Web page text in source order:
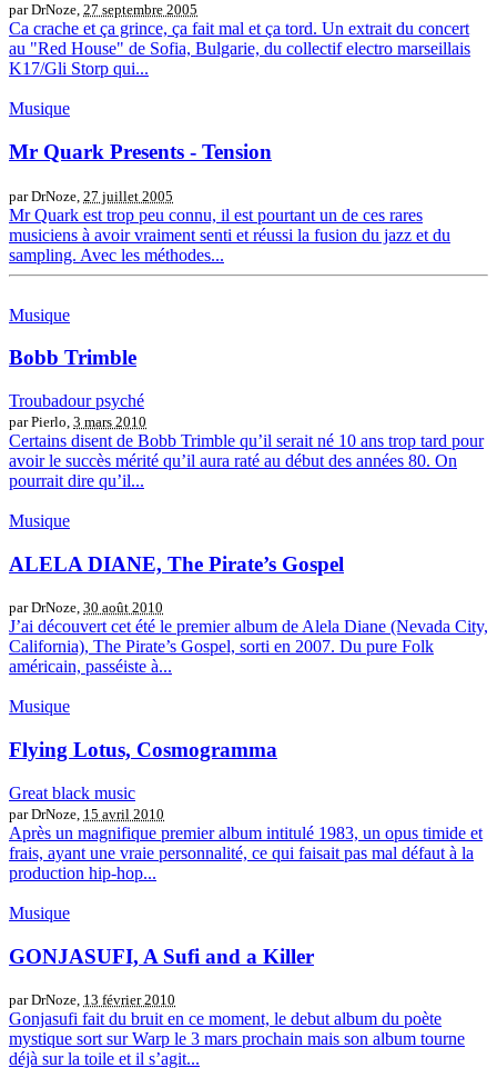
par DrNoze, 27 septembre 2005
Ca crache et ça grince, ça fait mal et ça tord. Un extrait du concert
au "Red House" de Sofia, Bulgarie, du collectif electro marseillais
K17/Gli Storp qui...
Musique
Mr Quark Presents - Tension
par DrNoze, 27 juillet 2005
Mr Quark est trop peu connu, il est pourtant un de ces rares
musiciens à avoir vraiment senti et réussi la fusion du jazz et du
sampling. Avec les méthodes...
Musique
Bobb Trimble
Troubadour psyché
par Pierlo, 3 mars 2010
Certains disent de Bobb Trimble qu’il serait né 10 ans trop tard pour
avoir le succès mérité qu’il aura raté au début des années 80. On
pourrait dire qu’il...
Musique
ALELA DIANE, The Pirate’s Gospel
par DrNoze, 30 août 2010
J’ai découvert cet été le premier album de Alela Diane (Nevada City,
California), The Pirate’s Gospel, sorti en 2007. Du pure Folk
américain, passéiste à...
Musique
Flying Lotus, Cosmogramma
Great black music
par DrNoze, 15 avril 2010
Après un magnifique premier album intitulé 1983, un opus timide et
frais, ayant une vraie personnalité, ce qui faisait pas mal défaut à la
production hip-hop...
Musique
GONJASUFI, A Sufi and a Killer
par DrNoze, 13 février 2010
Gonjasufi fait du bruit en ce moment, le debut album du poète
mystique sort sur Warp le 3 mars prochain mais son album tourne
déjà sur la toile et il s’agit...